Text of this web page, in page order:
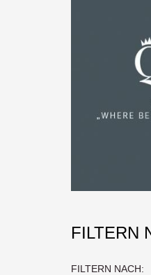
FILTERN
FILTERN NACH: